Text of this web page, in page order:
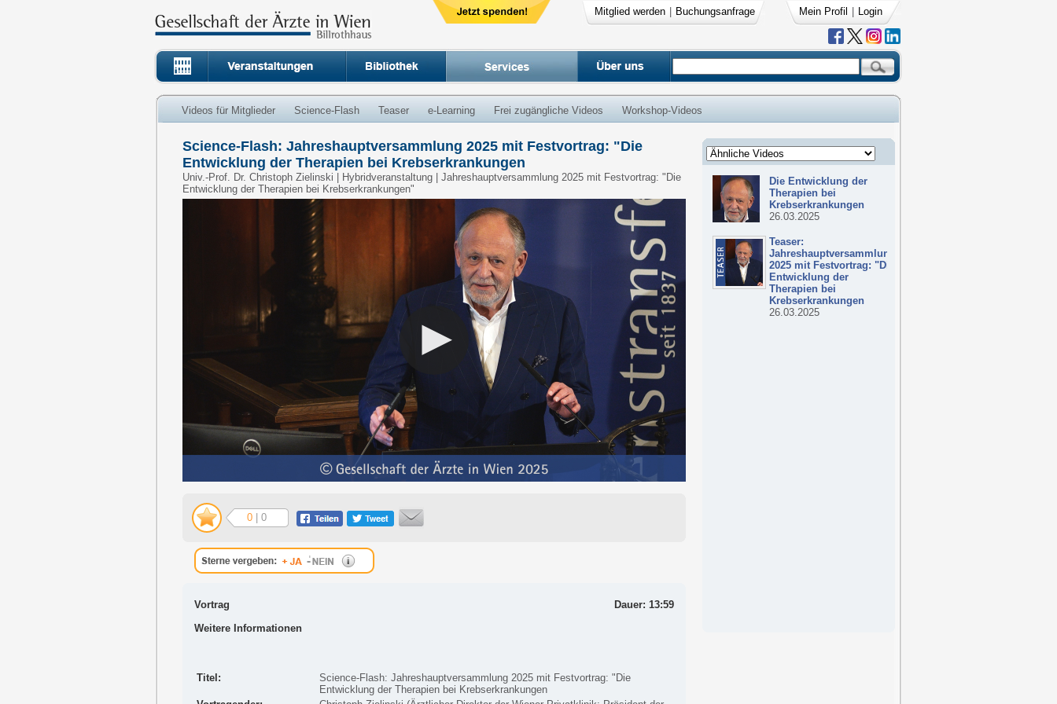
Mitglied werden Buchungsanfrage Mein Profil Login
Videos für Mitglieder Science-Flash Teaser e-Learning Frei zugängliche Videos Workshop-Videos
Die Entwicklung der
Therapien bei
Krebserkrankungen
26.03.2025
Teaser:
Jahreshauptversammlung
2025 mit Festvortrag: "Die
Entwicklung der
Therapien bei
Krebserkrankungen
26.03.2025
Science-Flash: Jahreshauptversammlung 2025 mit Festvortrag: "Die
Entwicklung der Therapien bei Krebserkrankungen
Univ.-Prof. Dr. Christoph Zielinski | Hybridveranstaltung | Jahreshauptversammlung 2025 mit Festvortrag: "Die
Entwicklung der Therapien bei Krebserkrankungen"
0 | 0
Dauer: 13:59
Vortrag
Weitere Informationen
Titel:
Science-Flash: Jahreshauptversammlung 2025 mit Festvortrag: "Die
Entwicklung der Therapien bei Krebserkrankungen